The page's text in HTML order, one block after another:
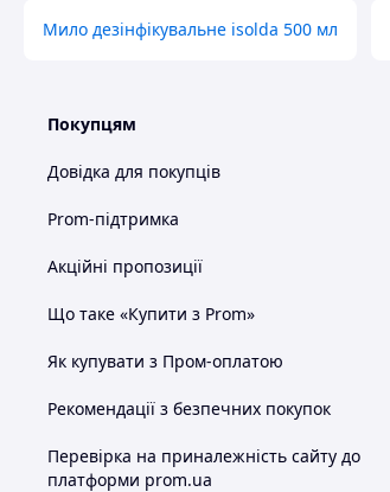
Мило дезінфікувальне isolda 500 мл
Покупцям
Довідка для покупців
Prom-підтримка
Акційні пропозиції
Що таке «Купити з Prom»
Як купувати з Пром-оплатою
Рекомендації з безпечних покупок
Перевірка на приналежність сайту до
платформи prom.ua